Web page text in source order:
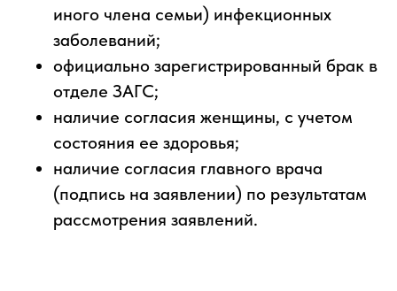
иного члена семьи) инфекционных
заболеваний;
официально зарегистрированный брак в
отделе ЗАГС;
наличие согласия женщины, с учетом
состояния ее здоровья;
наличие согласия главного врача
(подпись на заявлении) по результатам
рассмотрения заявлений.